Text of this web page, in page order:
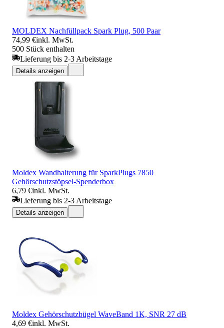
MOLDEX Nachfüllpack Spark Plug, 500 Paar
74,99 €inkl. MwSt.
500 Stück enthalten
Lieferung bis 2-3 Arbeitstage
Details anzeigen
Moldex Wandhalterung für SparkPlugs 7850
Gehörschutzstöpsel-Spenderbox
6,79 €inkl. MwSt.
Lieferung bis 2-3 Arbeitstage
Details anzeigen
Moldex Gehörschutzbügel WaveBand 1K, SNR 27 dB
4,69 €inkl. MwSt.